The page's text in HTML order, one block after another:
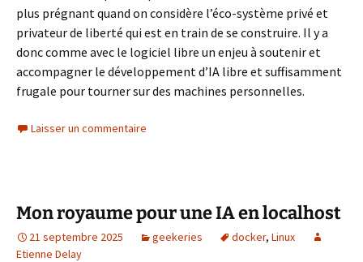
plus prégnant quand on considère l’éco-système privé et
privateur de liberté qui est en train de se construire. Il y a
donc comme avec le logiciel libre un enjeu à soutenir et
accompagner le développement d’IA libre et suffisamment
frugale pour tourner sur des machines personnelles.
Laisser un commentaire
Mon royaume pour une IA en localhost
21 septembre 2025 geekeries docker, Linux
Etienne Delay